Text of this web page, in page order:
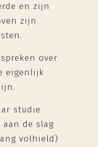
en zijn
zijn
over
eigenlijk
studie
de slag
volhield)